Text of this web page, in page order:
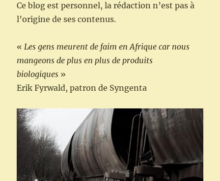
Ce blog est personnel, la rédaction n’est pas à
l’origine de ses contenus.
«Les gens meurent de faim en Afrique car nous
mangeons de plus en plus de produits
biologiques »
Erik Fyrwald, patron de Syngenta